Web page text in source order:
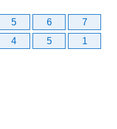
5 6
7
4 5 1